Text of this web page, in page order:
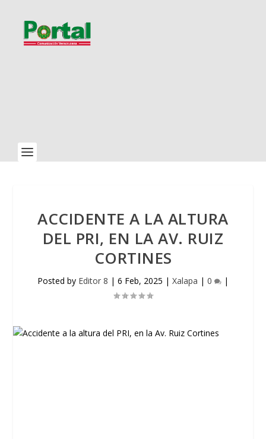
ACCIDENTE A LA ALTURA
DEL PRI, EN LA AV. RUIZ
CORTINES
Posted by Editor 8 | 6 Feb, 2025 | Xalapa | 0 |